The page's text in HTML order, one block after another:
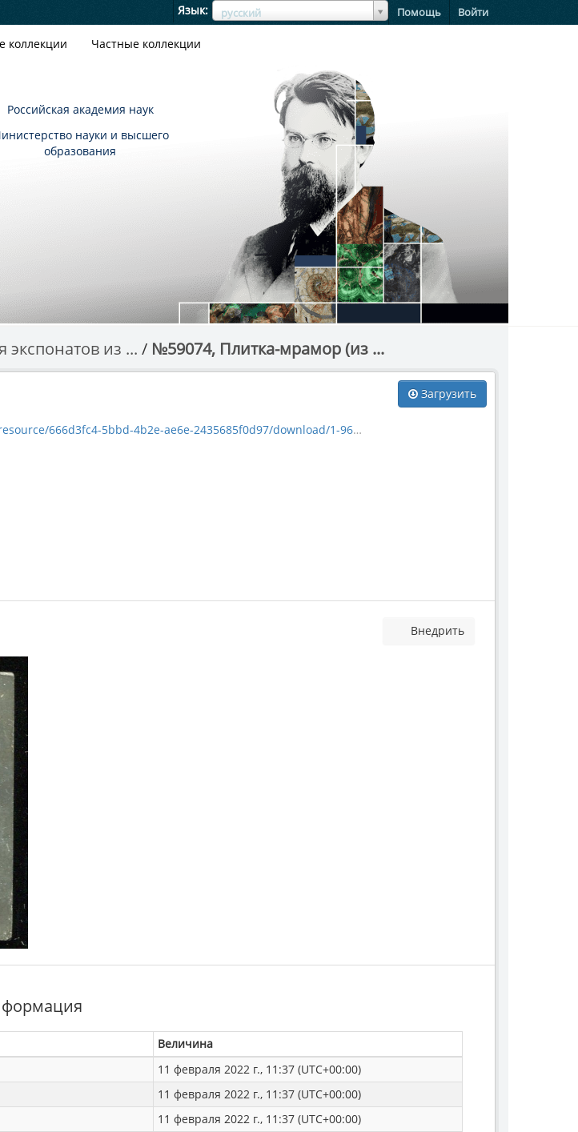
Язык русский
ЯзыкЯзык Помощь Войти
коллекции Частные коллекции
Российская академия наук
науки и высшего
образования
из ... №59074, Плитка-мрамор (из ...
Загрузить
666d3fc4-5bbd-4b2e-ae6e-2435685f0d97/download/1-960-59074.jpg
Внедрить
Величина
11 февраля 2022 г., 11:37 (UTC+00:00)
11 февраля 2022 г., 11:37 (UTC+00:00)
11 февраля 2022 г., 11:37 (UTC+00:00)